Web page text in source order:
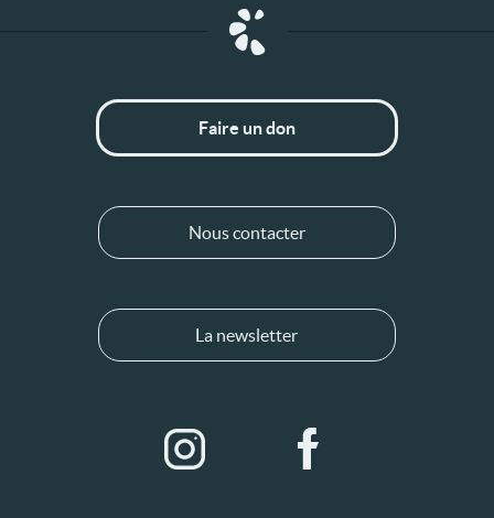
Faire un don
Nous contacter
La newsletter